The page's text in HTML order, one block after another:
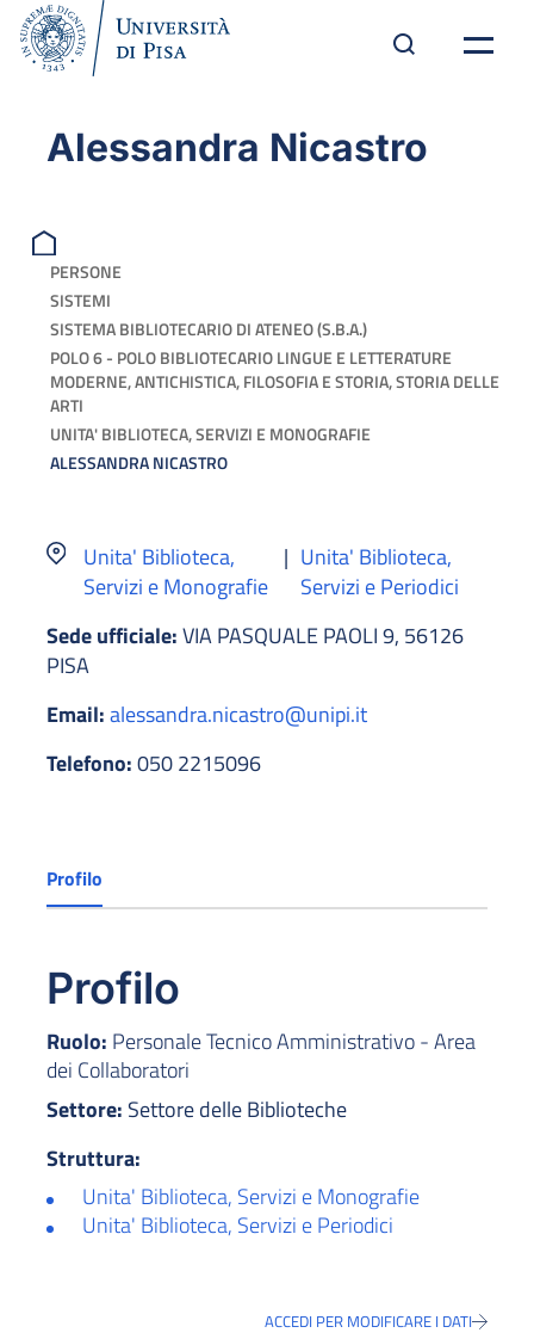
Alessandra Nicastro
PERSONE
SISTEMI
SISTEMA BIBLIOTECARIO DI ATENEO (S.B.A.)
POLO 6 - POLO BIBLIOTECARIO LINGUE E LETTERATURE
MODERNE, ANTICHISTICA, FILOSOFIA E STORIA, STORIA DELLE
ARTI
UNITA' BIBLIOTECA, SERVIZI E MONOGRAFIE
ALESSANDRA NICASTRO
Unita' Biblioteca,
Servizi e Monografie
| Unita' Biblioteca,
Servizi e Periodici
Sede ufficiale:VIA PASQUALE PAOLI 9, 56126
PISA
Email:alessandra.nicastro@unipi.it
Telefono:050 2215096
Profilo
Profilo
Ruolo: Personale Tecnico Amministrativo - Area
dei Collaboratori
Settore: Settore delle Biblioteche
Struttura:
Unita' Biblioteca, Servizi e Monografie
Unita' Biblioteca, Servizi e Periodici
ACCEDI PER MODIFICARE I DATI